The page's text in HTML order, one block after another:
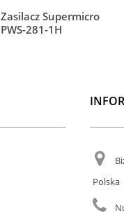
Zasilacz Supermicro
PWS-281-1H
Polska